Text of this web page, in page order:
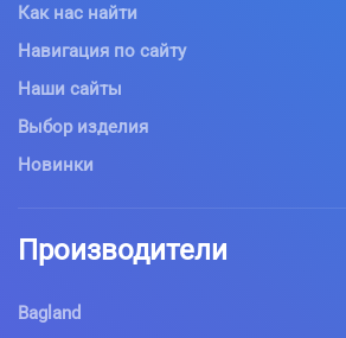
Как нас найти
Навигация по сайту
Наши сайты
Выбор изделия
Новинки
Производители
Bagland